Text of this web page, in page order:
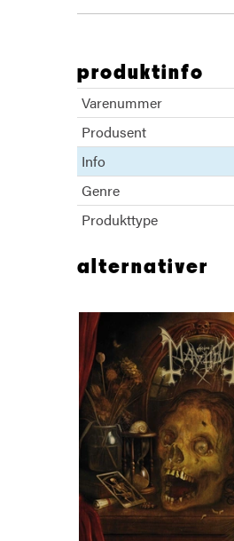
produktinfo
Varenummer
Produsent
Info
Genre
Produkttype
alternativer